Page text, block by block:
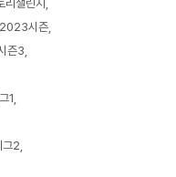
리챌린지
2023시즌
즌3
1
그2